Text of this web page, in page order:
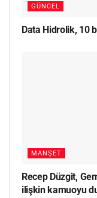
GÜNCEL
Data Hidrolik, 10
MANŞET
Recep Düzgit,
ilişkin kamuoyu